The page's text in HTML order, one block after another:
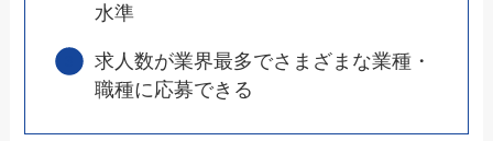
水準
求人数が業界最多でさまざまな業種・
職種に応募できる